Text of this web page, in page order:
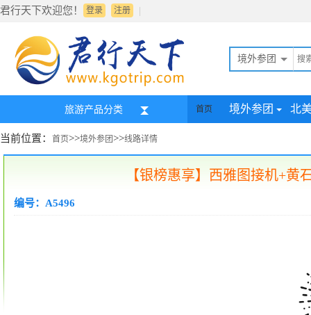
君行天下欢迎您！ 登录 |
注册
境外参团
旅游产品分类 首页 境外参团 北
当前位置： 首页>>境外参团>>线路详情
【银榜惠享】西雅图接机+
编号：A5496